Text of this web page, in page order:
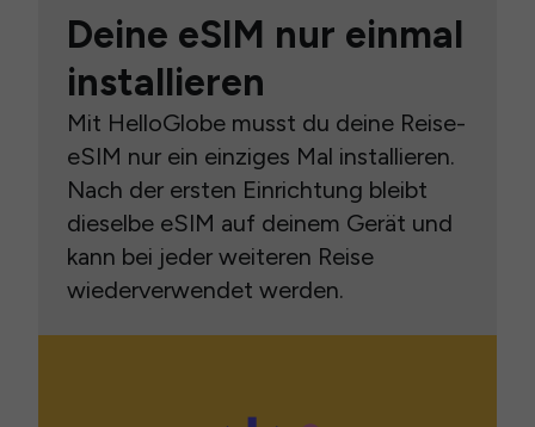
Deine eSIM nur einmal
installieren
Mit HelloGlobe musst du deine Reise-
eSIM nur ein einziges Mal installieren.
Nach der ersten Einrichtung bleibt
dieselbe eSIM auf deinem Gerät und
kann bei jeder weiteren Reise
wiederverwendet werden.